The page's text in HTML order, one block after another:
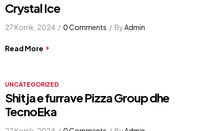
Crystal Ice
27 Korrik, 2024 ByAdmin
0 Comments
Read More
UNCATEGORIZED
Shitja e furrave Pizza Group dhe
TecnoEka